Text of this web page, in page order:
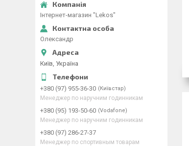
Інтернет-магазин "Lekos"
Олександр
Київ, Україна
+380 (97) 955-36-30 Київстар
Менеджер по наручним годинникам
+380 (95) 193-50-60 Vodafone
Менеджер по наручним годинникам
+380 (97) 286-27-37
Менеджер по спортивным товарам